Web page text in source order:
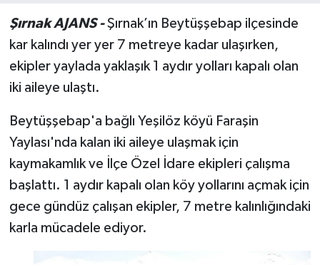
Şırnak AJANS -Şırnak’ın Beytüşşebap ilçesinde
kar kalındı yer yer 7 metreye kadar ulaşırken,
ekipler yaylada yaklaşık 1 aydır yolları kapalı olan
iki aileye ulaştı.
Beytüşşebap'a bağlı Yeşilöz köyü Faraşin
Yaylası'nda kalan iki aileye ulaşmak için
kaymakamlık ve İlçe Özel İdare ekipleri çalışma
başlattı. 1 aydır kapalı olan köy yollarını açmak için
gece gündüz çalışan ekipler, 7 metre kalınlığındaki
karla mücadele ediyor.
Yazarlar